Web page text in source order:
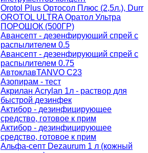
Orotol Plus Ортосол Плюс (2,5л.), Durr
OROTOL ULTRA Оратол Ультра
ПОРОШОК (500ГР)
Авансепт - дезенфирующий спрей с
распылителем 0.5
Авансепт - дезенфирующий спрей с
распылителем 0.75
АвтоклавTANVO С23
Азопирам - тест
Акрилан Acrylan 1л - раствор для
быстрой дезинфек
Актибор - дезинфицирующее
средство, готовое к прим
Актибор - дезинфицирующее
средство, готовое к прим
Альфа-септ Dezaurum 1 л (кожный